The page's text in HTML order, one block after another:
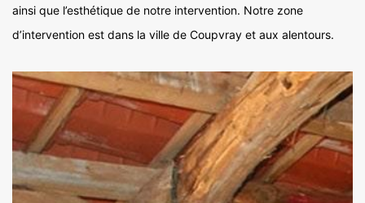
ainsi que l’esthétique de notre intervention. Notre zone
d’intervention est dans la ville de Coupvray et aux alentours.